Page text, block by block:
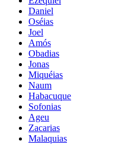
Daniel
Oséias
Joel
Amós
Obadias
Jonas
Miquéias
Naum
Habacuque
Sofonias
Ageu
Zacarias
Malaquias